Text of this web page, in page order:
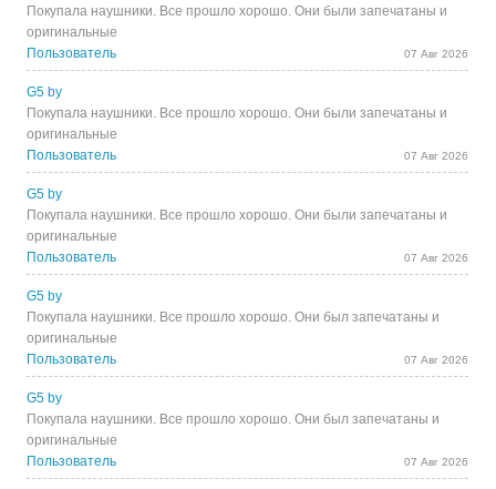
Покупала наушники. Все прошло хорошо. Они были запечатаны и
оригинальные
Пользователь
07 Авг 2026
G5 by
Покупала наушники. Все прошло хорошо. Они были запечатаны и
оригинальные
Пользователь
07 Авг 2026
G5 by
Покупала наушники. Все прошло хорошо. Они были запечатаны и
оригинальные
Пользователь
07 Авг 2026
G5 by
Покупала наушники. Все прошло хорошо. Они был запечатаны и
оригинальные
Пользователь
07 Авг 2026
G5 by
Покупала наушники. Все прошло хорошо. Они был запечатаны и
оригинальные
Пользователь
07 Авг 2026